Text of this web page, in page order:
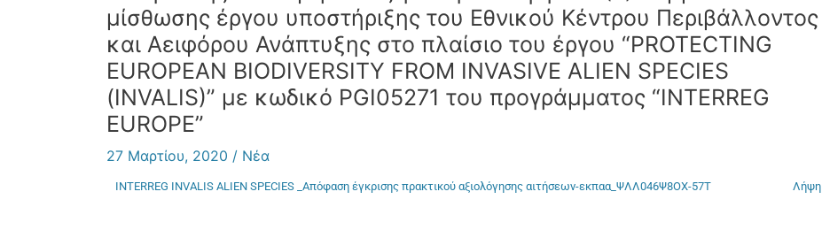
μίσθωσης έργου υποστήριξης του Εθνικού Κέντρου Περιβάλλοντος
και Αειφόρου Ανάπτυξης στο πλαίσιο του έργου “PROTECTING
EUROPEAN BIODIVERSITY FROM INVASIVE ALIEN SPECIES
(INVALIS)” με κωδικό PGI05271 του προγράμματος “INTERREG
EUROPE”
27 Μαρτίου, 2020 / Νέα
INTERREG INVALIS ALIEN SPECIES _Απόφαση έγκρισης πρακτικού αξιολόγησης αιτήσεων-εκπαα_ΨΛΛ046Ψ8ΟΧ-57Τ Λήψη